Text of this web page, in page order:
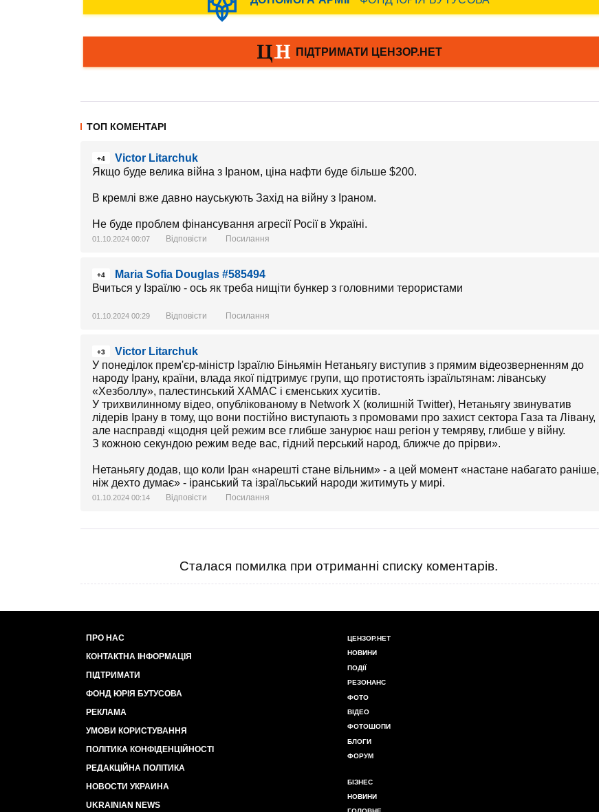
ТОП КОМЕНТАРІ
+4
Victor Litarchuk
Якщо буде велика війна з Іраном, ціна нафти буде більше $200.
В кремлі вже давно науськують Захід на війну з Іраном.
Не буде проблем фінансування агресії Росії в Україні.
01.10.2024 00:07 Відповісти Посилання
+4
Maria Sofia Douglas #585494
Вчиться у Ізраїлю - ось як треба нищіти бункер з головними терористами
01.10.2024 00:29 Відповісти Посилання
+3
Victor Litarchuk
У понеділок прем'єр-міністр Ізраїлю Біньямін Нетаньягу виступив з прямим відеозверненням до
народу Ірану, країни, влада якої підтримує групи, що протистоять ізраїльтянам: ліванську
«Хезболлу», палестинський ХАМАС і єменських хуситів.
У трихвилинному відео, опублікованому в Network X (колишній Twitter), Нетаньягу звинуватив
лідерів Ірану в тому, що вони постійно виступають з промовами про захист сектора Газа та Лівану,
але насправді «щодня цей режим все глибше занурює наш регіон у темряву, глибше у війну.
З кожною секундою режим веде вас, гідний перський народ, ближче до прірви».
Нетаньягу додав, що коли Іран «нарешті стане вільним» - а цей момент «настане набагато раніше,
ніж дехто думає» - іранський та ізраїльський народи житимуть у мирі.
01.10.2024 00:14 Відповісти Посилання
Сталася помилка при отриманні списку коментарів.
ПРО НАС
КОНТАКТНА ІНФОРМАЦІЯ
ПІДТРИМАТИ
ФОНД ЮРІЯ БУТУСОВА
РЕКЛАМА
УМОВИ КОРИСТУВАННЯ
ПОЛІТИКА КОНФІДЕНЦІЙНОСТІ
РЕДАКЦІЙНА ПОЛІТИКА
НОВОСТИ УКРАИНА
UKRAINIAN NEWS
ЦЕНЗОР.НЕТ
НОВИНИ
ПОДІЇ
РЕЗОНАНС
ФОТО
ВІДЕО
ФОТОШОПИ
БЛОГИ
ФОРУМ
БІЗНЕС
НОВИНИ